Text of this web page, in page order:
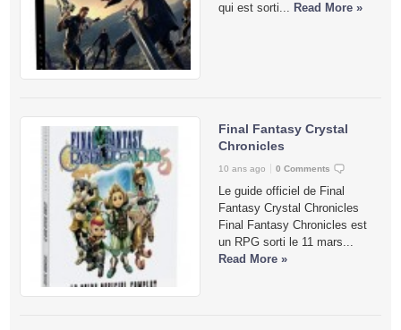
qui est sorti... Read More »
Final Fantasy Crystal
Chronicles
10 ans ago 0 Comments
Le guide officiel de Final
Fantasy Crystal Chronicles
Final Fantasy Chronicles est
un RPG sorti le 11 mars...
Read More »